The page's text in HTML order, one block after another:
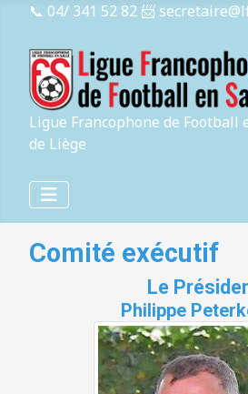
📞 04/ 341 52 82 📨
Ligue Francophone de Football
de Liège
Comité exécutif
Le
Philippe